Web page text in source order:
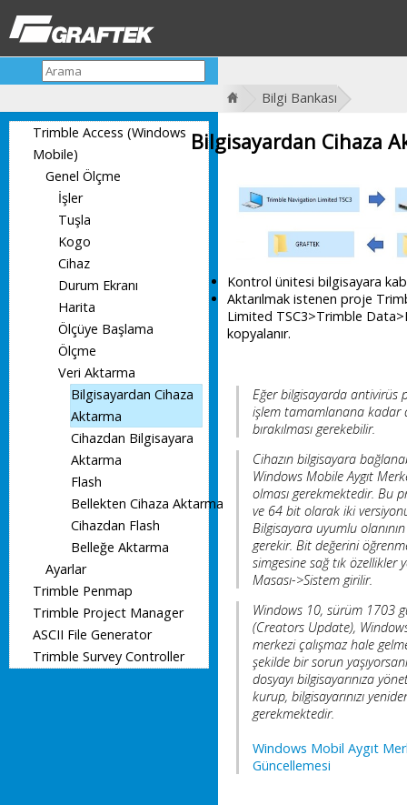
Bilgi Bankası
Trimble Access (Windows
Mobile)
Genel Ölçme
İşler
Tuşla
Kogo
Cihaz
Durum Ekranı
Harita
Ölçüye Başlama
Ölçme
Veri Aktarma
Bilgisayardan Cihaza
Aktarma
Cihazdan Bilgisayara
Aktarma
Flash
Bellekten Cihaza Aktarma
Cihazdan Flash
Belleğe Aktarma
Ayarlar
Trimble Penmap
Trimble Project Manager
ASCII File Generator
Trimble Survey Controller
Bilgisayardan Cihaza
Kontrol ünitesi bilgisayara
Aktarılmak istenen proje
Limited TSC3>Trimble
kopyalanır.
Eğer bilgisayarda antivirüs
işlem tamamlanana kadar
bırakılması gerekebilir.
Cihazın bilgisayara
Windows Mobile Aygıt
olması gerekmektedir. Bu
ve 64 bit olarak iki
Bilgisayara uyumlu
gerekir. Bit değerini
simgesine sağ tık özellikler
Masası->Sistem girilir.
Windows 10, sürüm 1703
(Creators Update),
merkezi çalışmaz hale
şekilde bir sorun
dosyayı bilgisayarınıza
kurup, bilgisayarınızı
gerekmektedir.
Windows Mobil Aygıt
Güncellemesi